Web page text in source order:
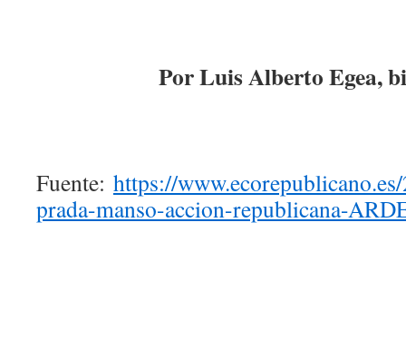
Por Luis Alberto Egea,
Fuente: https://
prada-manso-accion-republicana-